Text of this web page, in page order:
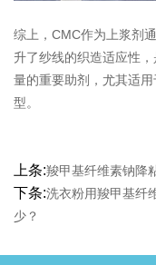
综上，CMC作为上浆剂
升了纱线的织造适应性
量的重要助剂，尤其适
型。
上条:羧甲基纤维素钠降
下条:洗衣粉用羧甲基纤
少？